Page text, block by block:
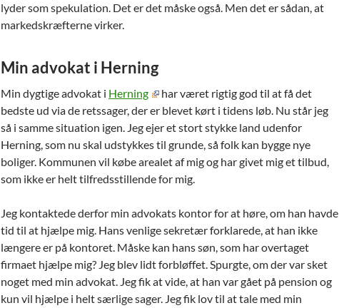
lyder som spekulation. Det er det måske også. Men det er sådan, at
markedskræfterne virker.
Min advokat i Herning
Min dygtige advokat i Herning
har været rigtig god til at få det
bedste ud via de retssager, der er blevet kørt i tidens løb. Nu står jeg
så i samme situation igen. Jeg ejer et stort stykke land udenfor
Herning, som nu skal udstykkes til grunde, så folk kan bygge nye
boliger. Kommunen vil købe arealet af mig og har givet mig et tilbud,
som ikke er helt tilfredsstillende for mig.
Jeg kontaktede derfor min advokats kontor for at høre, om han havde
tid til at hjælpe mig. Hans venlige sekretær forklarede, at han ikke
længere er på kontoret. Måske kan hans søn, som har overtaget
firmaet hjælpe mig? Jeg blev lidt forbløffet. Spurgte, om der var sket
noget med min advokat. Jeg fik at vide, at han var gået på pension og
kun vil hjælpe i helt særlige sager. Jeg fik lov til at tale med min